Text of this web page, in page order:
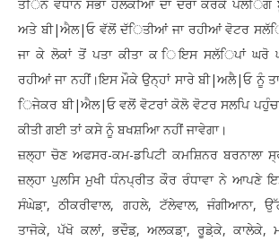
ਤੰਿਨੋ ਵਧਾਨ ਸਭਾ ਹਲਕਆਿਂ ਦਾ ਦੌਰਾ ਕਰਕੇ ਪੋਲੰਿਗ
ਅਤੇ ਬੀ|ਐਲ|ਓ ਵੱਲੋਂ ਦੱਿਤੀਆਂ ਜਾ ਰਹੀਆਂ ਵੋਟਰ
ਜਾ ਕੇ ਲੋਕਾਂ ਤੋਂ ਪਤਾ ਕੀਤਾ ਕ ਿਇਸ ਸਲੱਿਪਾਂ ਘਰੋ
ਰਹੀਆਂ ਜਾ ਨਹੀਂ।ਇਸ ਮੌਕੇ ਉਨ੍ਹਾਂ ਸਾਰੇ ਬੀ|ਅਲੈ|ਓ ਨੂੰ
ਿਜੇਕਰ ਬੀ|ਐਲ|ਓ ਵਲੋਂ ਵੋਟਰਾਂ ਕੋਲੋ ਵੋਟਰ ਸਲਪਿ
ਕੀਤੀ ਗਈ ਤਾਂ ਕਸੇ ਨੂੰ ਬਖਸ਼ਆਿ ਨਹੀਂ ਜਾਵੇਗਾ।
ਜ਼ਲ੍ਹਾ ਚੋਣ ਅਫਸਰ-ਕਮ-ਡਪਿਟੀ ਕਮਸ਼ਿਨਰ ਬਰਨਾਲਾ
ਜ਼ਲ੍ਹਾ ਪੁਲਸਿ ਮੁਖੀ ਧੰਨਪ੍ਰੀਤ ਕੌਰ ਰੰਧਾਵਾ ਨੇ ਆਪਣੇ
ਸੰਘੇਡ਼ਾ, ਠੀਕਰੀਵਾਲ, ਗਹਲੇ, ਟੱਲੇਵਾਲ, ਜੰਗੀਆਨਾ,
ਤਾਜੋਕੇ, ਪੱਖੋ ਕਲਾਂ, ਭਦੌਡ਼, ਅਲਕਡ਼ਾ, ਰੂਡ਼ੇਕੇ, ਕਾਲੇਕੇ,